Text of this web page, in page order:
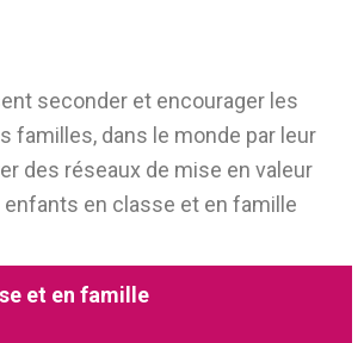
et en famille
seconder et encourager les
familles, dans le monde par leur
des réseaux de mise en valeur
en classe et en famille